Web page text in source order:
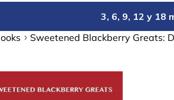
3, 6, 9, 12 y 18
Sweetened Blackberry Greats: